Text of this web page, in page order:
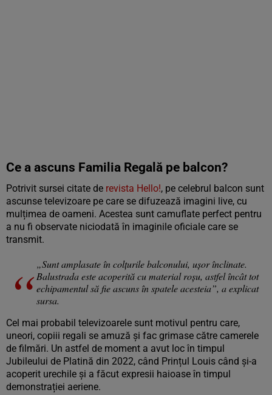
Ce a ascuns Familia Regală pe balcon?
Potrivit sursei citate de revista Hello!, pe celebrul balcon sunt
ascunse televizoare pe care se difuzează imagini live, cu
mulțimea de oameni. Acestea sunt camuflate perfect pentru
a nu fi observate niciodată în imaginile oficiale care se
transmit.
„Sunt amplasate în colțurile balconului, ușor înclinate.
Balustrada este acoperită cu material roșu, astfel încât tot
echipamentul să fie ascuns în spatele acesteia”, a explicat
sursa.
Cel mai probabil televizoarele sunt motivul pentru care,
uneori, copiii regali se amuză și fac grimase către camerele
de filmări. Un astfel de moment a avut loc în timpul
Jubileului de Platină din 2022, când Prințul Louis când și-a
acoperit urechile și a făcut expresii haioase în timpul
demonstrației aeriene.